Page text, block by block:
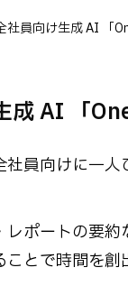
社員向け生成 AI 「
成 AI 「
員向けに一
ポートの要
とで時間を創